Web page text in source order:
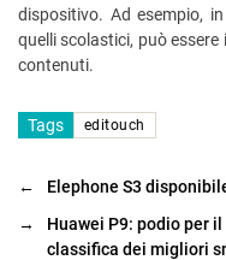
dispositivo. Ad esempio,
quelli scolastici, può
contenuti.
Tags editouch
←
Elephone S3
→
Huawei P9: podio per
classifica dei migliori